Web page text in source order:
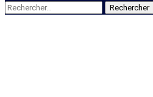
Rechercher :